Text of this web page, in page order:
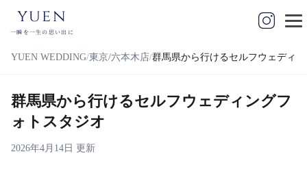
yuen
一瞬を一生の思い出に
YUEN WEDDING 東京/六本木店 群馬県から行けるセルフウェディ
群馬県から行けるセルフウェディングフ
ォトスタジオ
2026年4月14日 更新